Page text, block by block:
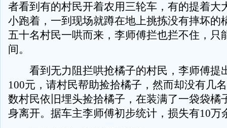
者看到有的村民开着农用三轮车，有的提着大
小跑着，一到现场就蹲在地上挑拣没有摔坏的
五十名村民一哄而来，李师傅拦也拦不住，只
间。
看到无力阻拦哄抢橘子的村民，李师傅提
100元，请村民帮助捡拾橘子，然而却没有几
数村民依旧埋头捡拾橘子，在装满了一袋袋橘
身离开。据车主李师傅初步统计，损失有10万